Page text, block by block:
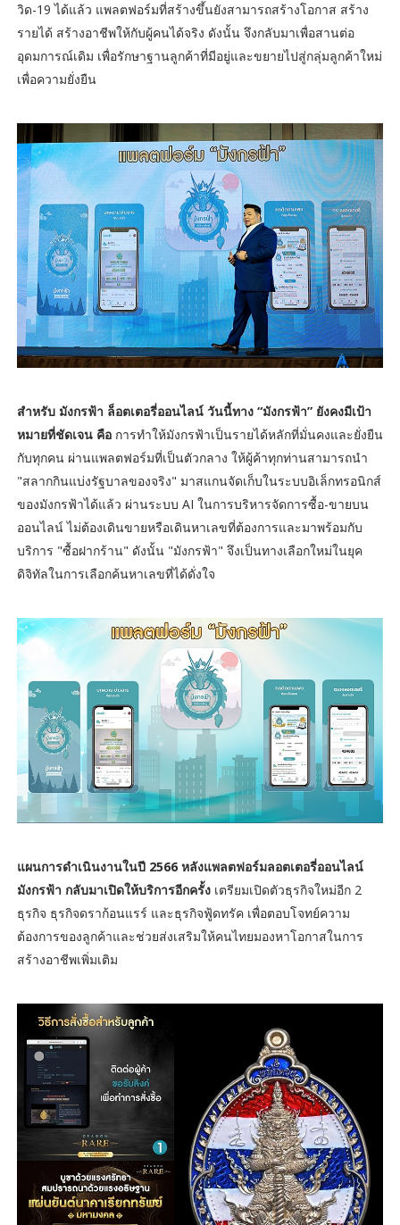
วิด-19 ได้แล้ว แพลตฟอร์มที่สร้างขึ้นยังสามารถสร้างโอกาส สร้าง
รายได้ สร้างอาชีพให้กับผู้คนได้จริง ดังนั้น จึงกลับมาเพื่อสานต่อ
อุดมการณ์เดิม เพื่อรักษาฐานลูกค้าที่มีอยู่และขยายไปสู่กลุ่มลูกค้าใหม่
เพื่อความยั่งยืน
สำหรับ มังกรฟ้า ล็อตเตอรี่ออนไลน์ วันนี้ทาง “มังกรฟ้า” ยังคงมีเป้า
หมายที่ชัดเจน คือการทำให้มังกรฟ้าเป็นรายได้หลักที่มั่นคงและยั่งยืน
กับทุกคน ผ่านแพลตฟอร์มที่เป็นตัวกลาง ให้ผู้ค้าทุกท่านสามารถนำ
"สลากกินแบ่งรัฐบาลของจริง" มาสแกนจัดเก็บในระบบอิเล็กทรอนิกส์
ของมังกรฟ้าได้แล้ว ผ่านระบบ AI ในการบริหารจัดการซื้อ-ขายบน
ออนไลน์ ไม่ต้องเดินขายหรือเดินหาเลขที่ต้องการและมาพร้อมกับ
บริการ "ซื้อฝากร้าน" ดังนั้น "มังกรฟ้า" จึงเป็นทางเลือกใหม่ในยุค
ดิจิทัลในการเลือกค้นหาเลขที่ได้ดั่งใจ
แผนการดำเนินงานในปี 2566 หลังแพลตฟอร์มลอตเตอรี่ออนไลน์
มังกรฟ้า กลับมาเปิดให้บริการอีกครั้งเตรียมเปิดตัวธุรกิจใหม่อีก 2
ธุรกิจ ธุรกิจดราก้อนแรร์ และธุรกิจฟู้ดทรัค เพื่อตอบโจทย์ความ
ต้องการของลูกค้าและช่วยส่งเสริมให้คนไทยมองหาโอกาสในการ
สร้างอาชีพเพิ่มเติม